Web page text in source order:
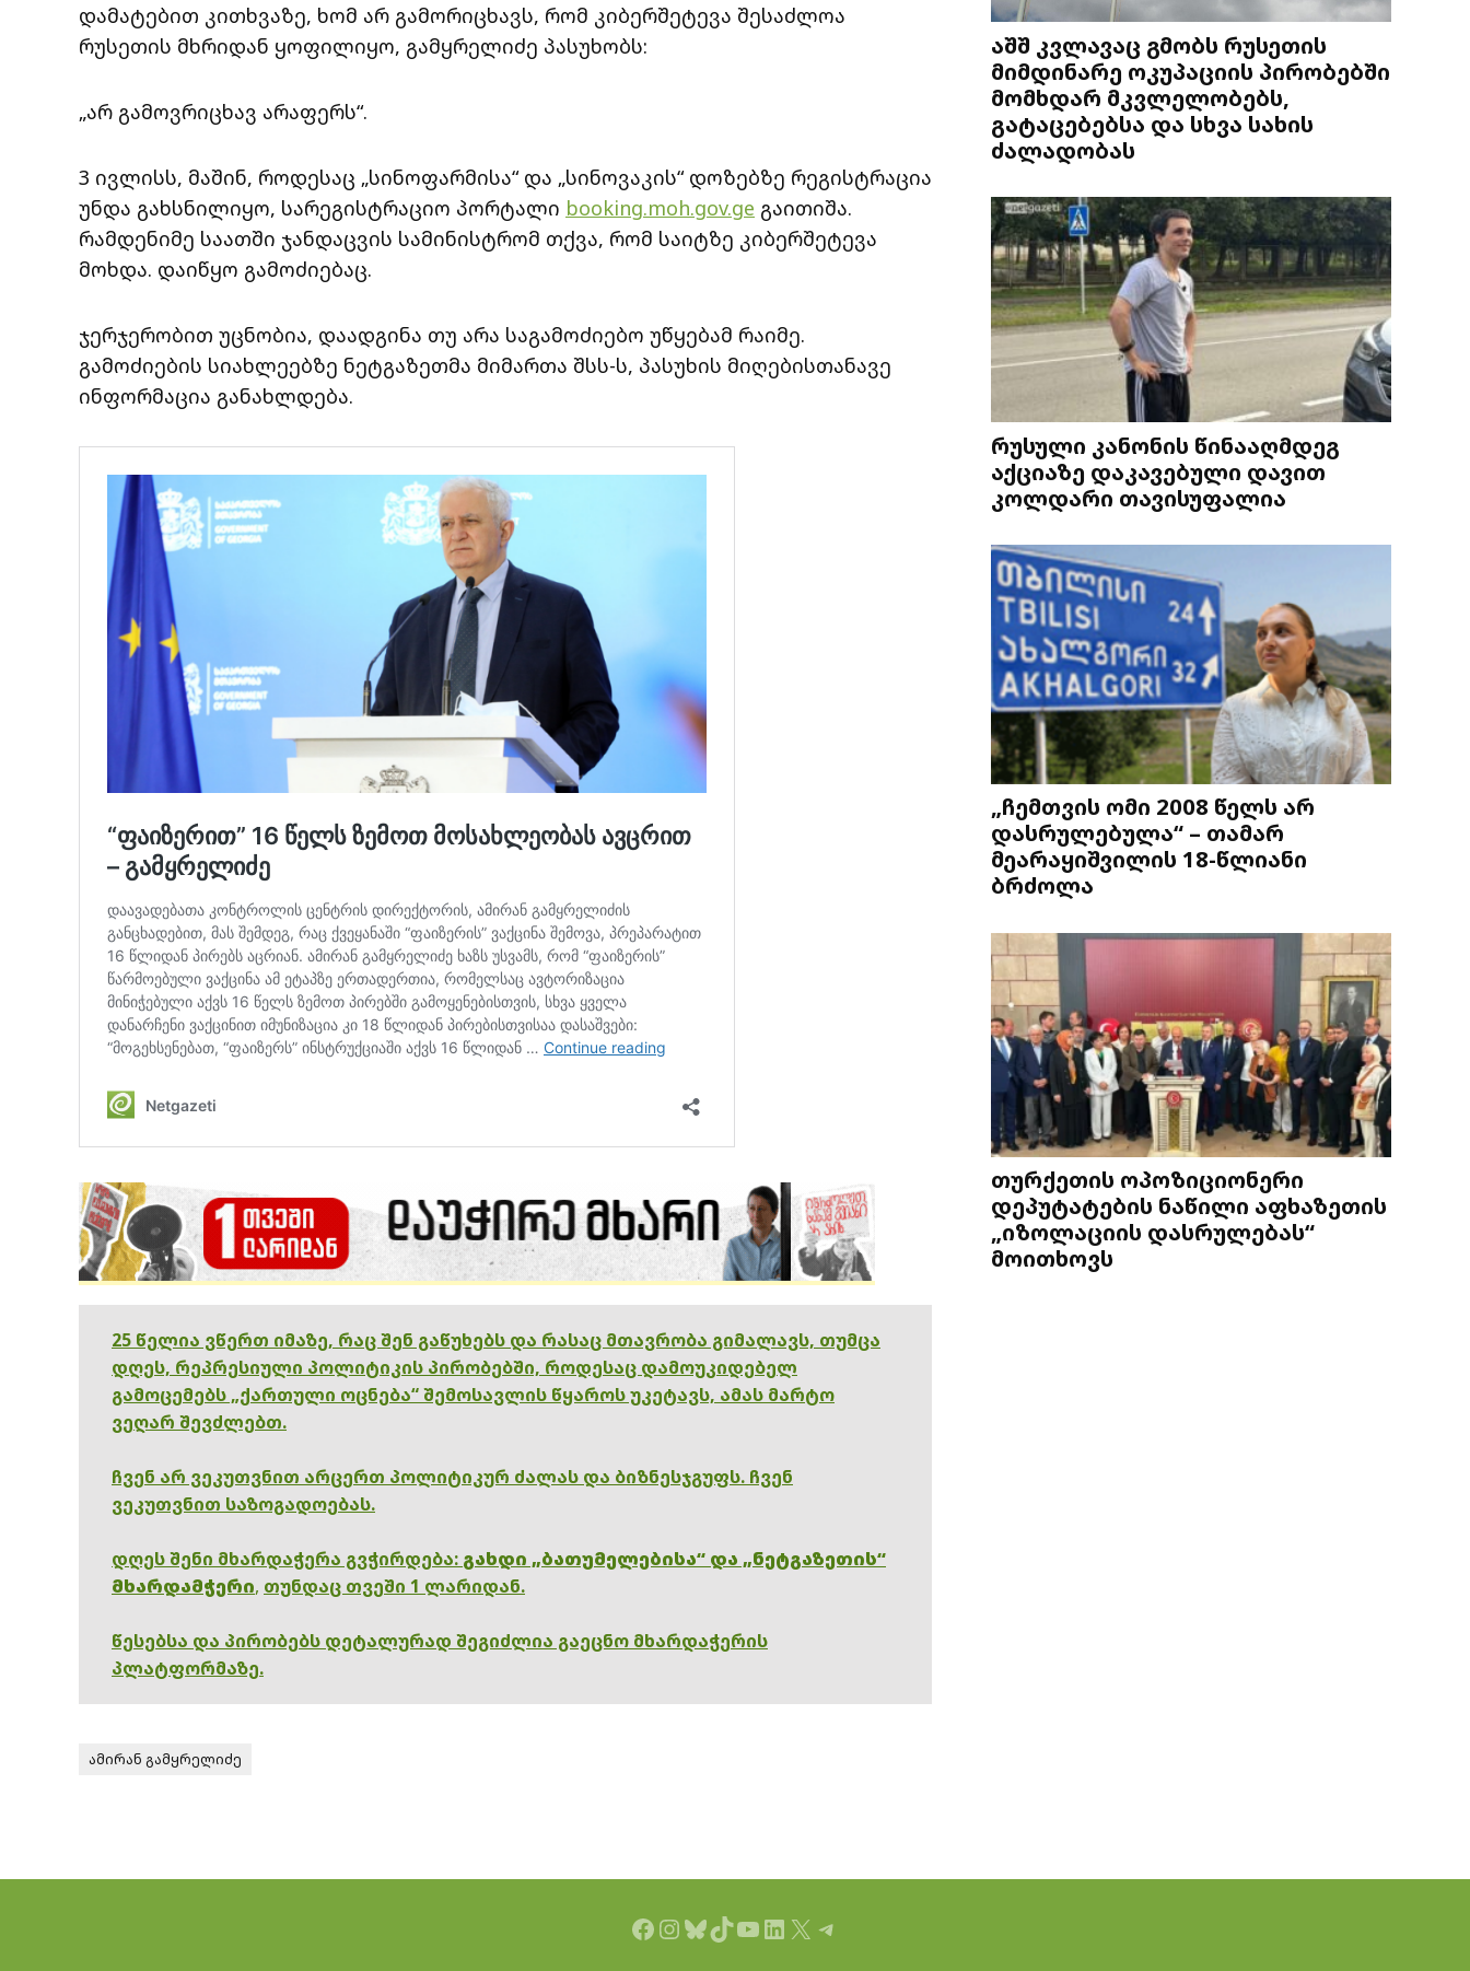
დამატებით კითხვაზე, ხომ არ გამორიცხავს, რომ კიბერშეტევა შესაძლოა
რუსეთის მხრიდან ყოფილიყო, გამყრელიძე პასუხობს:
„არ გამოვრიცხავ არაფერს“.
3 ივლისს, მაშინ, როდესაც „სინოფარმისა“ და „სინოვაკის“ დოზებზე რეგისტრაცია
უნდა გახსნილიყო, სარეგისტრაციო პორტალი booking.moh.gov.ge გაითიშა.
რამდენიმე საათში ჯანდაცვის სამინისტრომ თქვა, რომ საიტზე კიბერშეტევა
მოხდა. დაიწყო გამოძიებაც.
ჯერჯერობით უცნობია, დაადგინა თუ არა საგამოძიებო უწყებამ რაიმე.
გამოძიების სიახლეებზე ნეტგაზეთმა მიმართა შსს-ს, პასუხის მიღებისთანავე
ინფორმაცია განახლდება.
25 წელია ვწერთ იმაზე, რაც შენ გაწუხებს და რასაც მთავრობა გიმალავს, თუმცა
დღეს, რეპრესიული პოლიტიკის პირობებში, როდესაც დამოუკიდებელ
გამოცემებს „ქართული ოცნება“ შემოსავლის წყაროს უკეტავს, ამას მარტო
ვეღარ შევძლებთ.
ჩვენ არ ვეკუთვნით არცერთ პოლიტიკურ ძალას და ბიზნესჯგუფს. ჩვენ
ვეკუთვნით საზოგადოებას.
დღეს შენი მხარდაჭერა გვჭირდება: გახდი „ბათუმელებისა“ და „ნეტგაზეთის“
მხარდამჭერი, თუნდაც თვეში 1 ლარიდან.
წესებსა და პირობებს დეტალურად შეგიძლია გაეცნო მხარდაჭერის
პლატფორმაზე.
ამირან გამყრელიძე
აშშ კვლავაც გმობს რუსეთის
მიმდინარე ოკუპაციის პირობებში
მომხდარ მკვლელობებს,
გატაცებებსა და სხვა სახის
ძალადობას
რუსული კანონის წინააღმდეგ
აქციაზე დაკავებული დავით
კოლდარი თავისუფალია
„ჩემთვის ომი 2008 წელს არ
დასრულებულა“ – თამარ
მეარაყიშვილის 18-წლიანი
ბრძოლა
თურქეთის ოპოზიციონერი
დეპუტატების ნაწილი აფხაზეთის
„იზოლაციის დასრულებას“
მოითხოვს
Facebook
Instagram
Bluesky
TikTok
YouTube
LinkedIn
X Telegram